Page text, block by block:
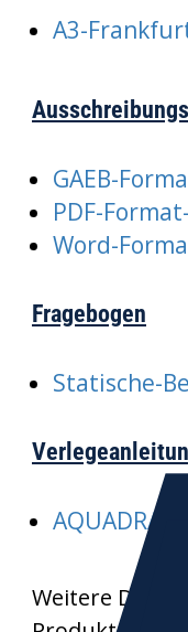
A3-
GAEB-
PDF-
Word-
Fragebogen
Statische-
Weitere